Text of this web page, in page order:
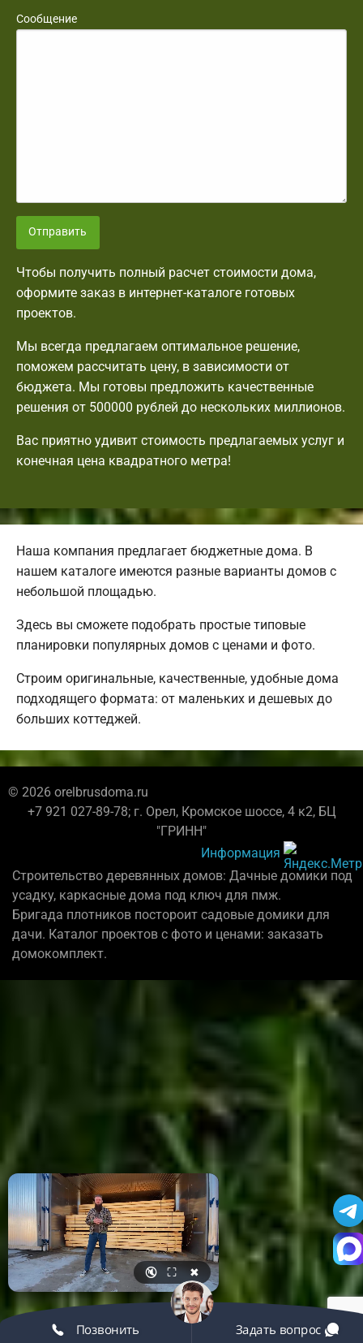
Сообщение
Отправить
Чтобы получить полный расчет стоимости дома,
оформите заказ в интернет-каталоге готовых
проектов.
Мы всегда предлагаем оптимальное решение,
поможем рассчитать цену, в зависимости от
бюджета. Мы готовы предложить качественные
решения от 500000 рублей до нескольких миллионов.
Вас приятно удивит стоимость предлагаемых услуг и
конечная цена квадратного метра!
Наша компания предлагает бюджетные дома. В
нашем каталоге имеются разные варианты домов с
небольшой площадью.
Здесь вы сможете подобрать простые типовые
планировки популярных домов с ценами и фото.
Строим оригинальные, качественные, удобные дома
подходящего формата: от маленьких и дешевых до
больших коттеджей.
© 2026 orelbrusdoma.ru
+7 921 027-89-78; г. Орел, Кромское шоссе, 4 к2, БЦ
"ГРИНН"
Информация
Строительство деревянных домов: Дачные домики под
усадку, каркасные дома под ключ для пмж.
Бригада плотников постороит садовые домики для
дачи. Каталог проектов с фото и ценами: заказать
домокомплект.
🔇 ⛶ ✖
Позвонить Задать вопрос